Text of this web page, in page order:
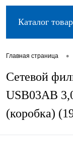
Каталог
Главная страница •
Сетевой
USB03AB
(коробка)